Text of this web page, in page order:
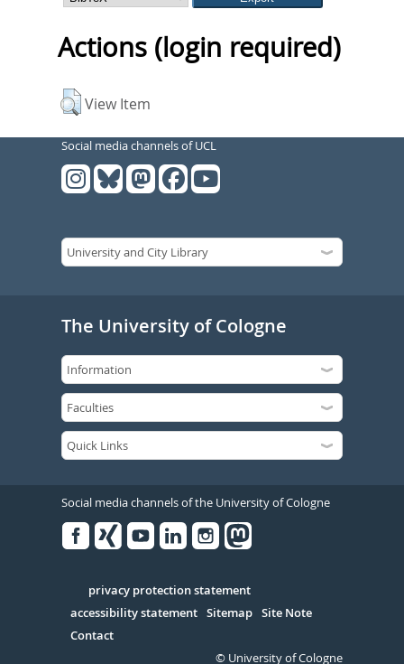
Actions (login required)
View Item
Social media channels of UCL
The University of Cologne
Social media channels of the University of Cologne
Serivce
privacy protection statement
accessibility statement Sitemap Site Note
Contact
© University of Cologne